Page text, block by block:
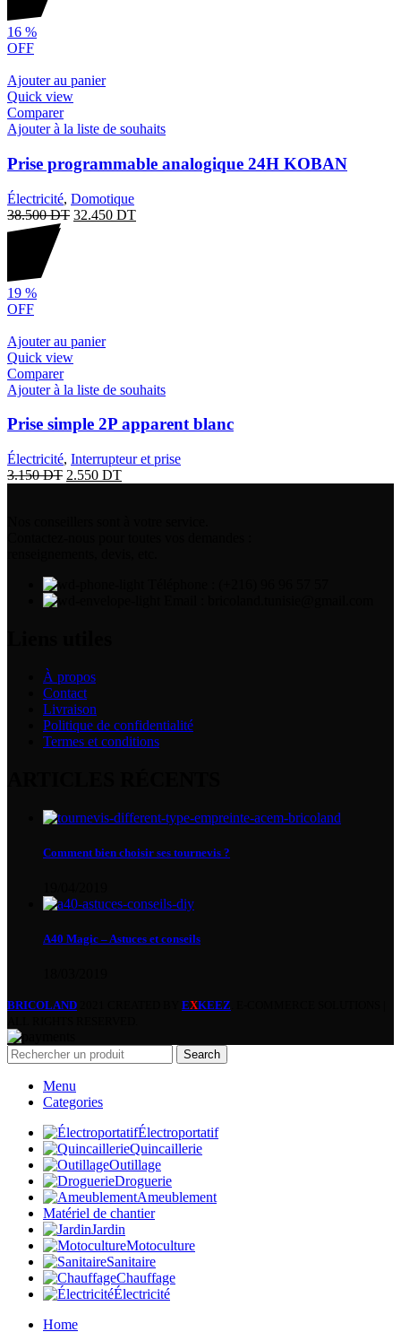
16 %
OFF
Ajouter au panier
Quick view
Comparer
Ajouter à la liste de souhaits
Prise programmable analogique 24H KOBAN
Électricité, Domotique
38.500DT 32.450 DT
19 %
OFF
Ajouter au panier
Quick view
Comparer
Ajouter à la liste de souhaits
Prise simple 2P apparent blanc
Électricité, Interrupteur et prise
3.150DT 2.550 DT
À propos
Contact
Livraison
Politique de confidentialité
Termes et conditions
Comment bien choisir ses tournevis ?
A40 Magic – Astuces et conseils
BRICOLAND EXKEEZ
Search
Menu
Categories
Électroportatif
Quincaillerie
Outillage
Droguerie
Ameublement
Matériel de chantier
Jardin
Motoculture
Sanitaire
Chauffage
Électricité
Home